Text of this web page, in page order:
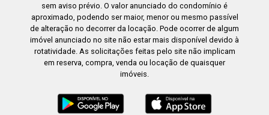
sem aviso prévio. O valor anunciado do condomínio é
aproximado, podendo ser maior, menor ou mesmo passível
de alteração no decorrer da locação. Pode ocorrer de algum
imóvel anunciado no site não estar mais disponível devido à
rotatividade. As solicitações feitas pelo site não implicam
em reserva, compra, venda ou locação de quaisquer
imóveis.